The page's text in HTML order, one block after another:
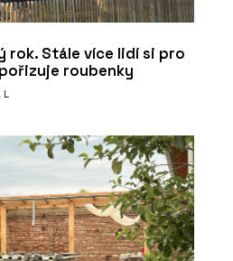
rok. Stále více lidí si pro
roubenky